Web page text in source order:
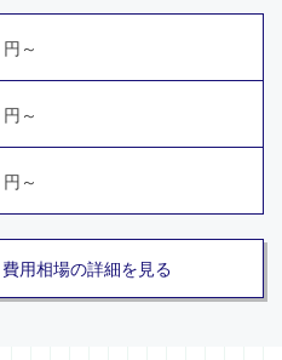
円～
円～
円～
用相場の詳細を見る